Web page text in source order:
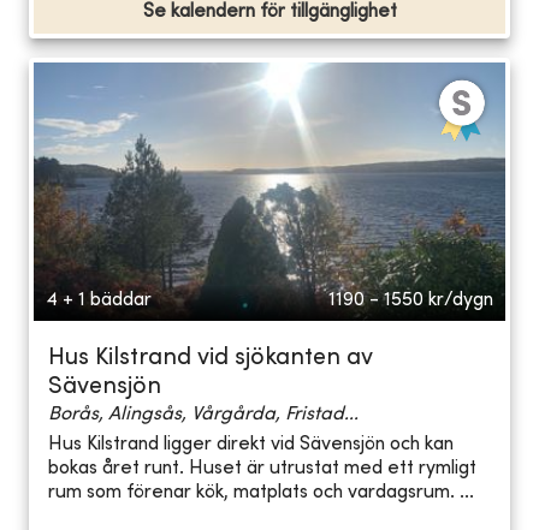
Se kalendern för tillgänglighet
4 + 1 bäddar 1190 - 1550 kr/dygn
Hus Kilstrand vid sjökanten av
Sävensjön
Borås, Alingsås, Vårgårda, Fristad...
Hus Kilstrand ligger direkt vid Sävensjön och kan
bokas året runt. Huset är utrustat med ett rymligt
rum som förenar kök, matplats och vardagsrum. ...